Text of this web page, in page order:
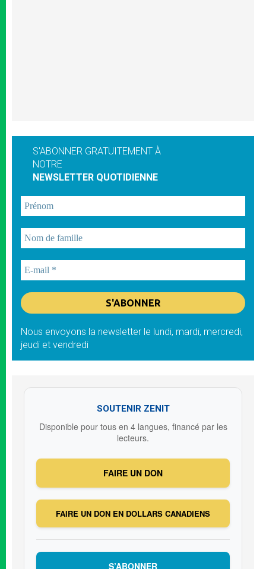
S'ABONNER GRATUITEMENT À
NOTRE
NEWSLETTER QUOTIDIENNE
Nous envoyons la newsletter le lundi, mardi, mercredi,
jeudi et vendredi
SOUTENIR ZENIT
Disponible pour tous en 4 langues, financé par les
lecteurs.
FAIRE UN DON
FAIRE UN DON EN DOLLARS CANADIENS
S’ABONNER